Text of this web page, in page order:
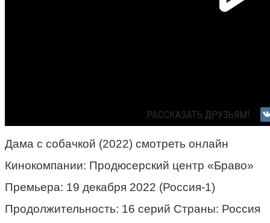
Дама с собачкой (2022) смотреть онлайн
Кинокомпании: Продюсерский центр «Браво»
Премьера: 19 декабря 2022 (Россия-1)
Продолжительность: 16 серий Страны: Россия